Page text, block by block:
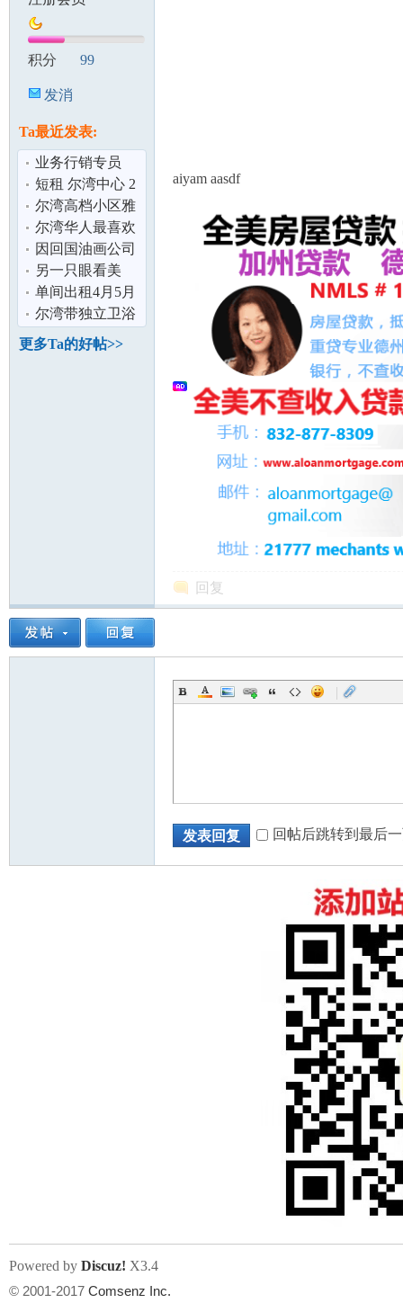
州
积分 99
发消
Ta最近发表:
业务行销专员
短租 尔湾中心 2
房2卫 拎包即住
走路可到购
尔湾高档小区雅
房出租女学生或
温婉贤淑准妈
尔湾华人最喜欢
的高级生活中心
住宅区出租
因回国油画公司
超级低价出售
另一只眼看美
国：高福利大大
地坏
单间出租4月5月
位于Fullerton
尔湾带独立卫浴
的卧室出租$750
(Irvine nea
更多Ta的好帖>>
aiyam aasdf
回复
|
发表回复 回帖后跳转到最后
Powered by Discuz! X3.4
© 2001-2017 Comsenz Inc.